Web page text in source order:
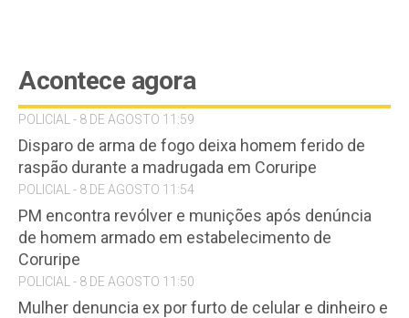
Acontece agora
POLICIAL - 8 DE AGOSTO 11:59
Disparo de arma de fogo deixa homem ferido de
raspão durante a madrugada em Coruripe
POLICIAL - 8 DE AGOSTO 11:54
PM encontra revólver e munições após denúncia
de homem armado em estabelecimento de
Coruripe
POLICIAL - 8 DE AGOSTO 11:50
Mulher denuncia ex por furto de celular e dinheiro e